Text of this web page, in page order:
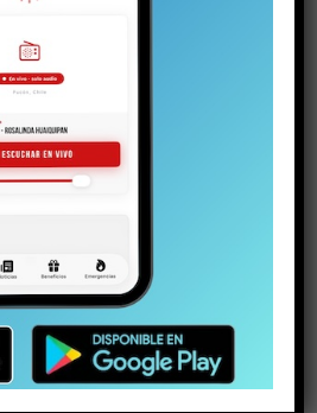
espacio para las emociones.
el joven, con cara de
las esposas en sus muñecas,
y brillante, zapatillas, un
pelo con corte degradado.
y quizás algo de la
queda.